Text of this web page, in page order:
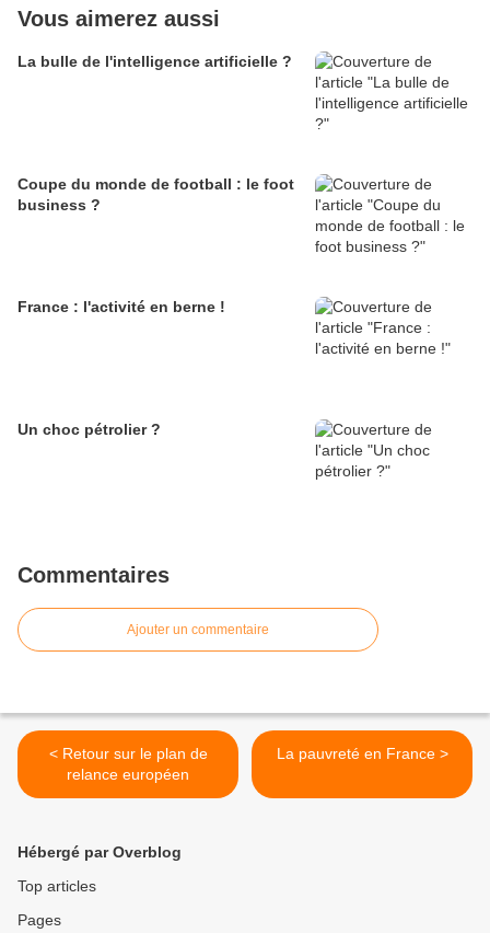
Vous aimerez aussi
La bulle de l'intelligence artificielle ?
Coupe du monde de football : le foot
business ?
France : l'activité en berne !
Un choc pétrolier ?
Commentaires
Ajouter un commentaire
< Retour sur le plan de
relance européen
La pauvreté en France >
Hébergé par Overblog
Top articles
Pages